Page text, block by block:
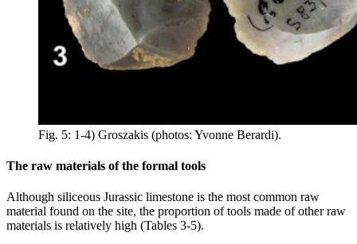
Fig. 5: 1-4) Groszakis (photos: Yvonne Berardi).
The raw materials of the formal tools
Although siliceous Jurassic limestone is the most common raw
material found on the site, the proportion of tools made of other raw
materials is relatively high (Tables 3-5).